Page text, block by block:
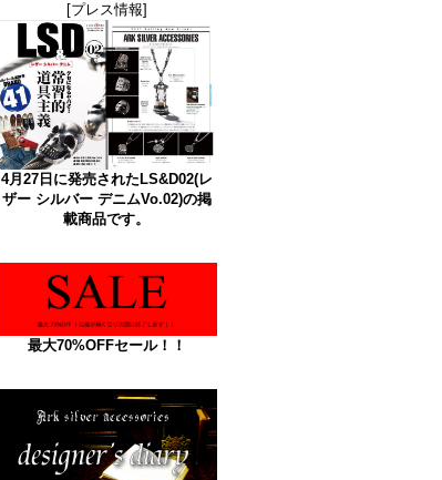
[プレス情報]
4月27日に発売されたLS&D02(レ
ザー シルバー デニムVo.02)の掲
載商品です。
最大70%OFFセール！！